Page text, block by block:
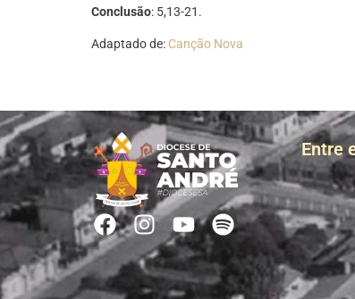
Conclusão: 5,13-21.
Adaptado de: Canção Nova
Entre